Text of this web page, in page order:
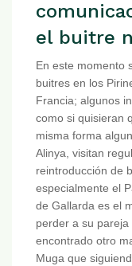
el buitre
En este momento
buitres en los
Francia; algunos
como si quisieran
misma forma
Alinya, visitan
reintroducción de
especialmente el
de Gallarda es el
perder a su
encontrado otro
Muga que